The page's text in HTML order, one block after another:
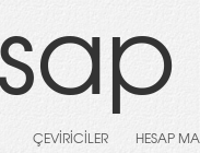
ÇEVIRICILER HESAP